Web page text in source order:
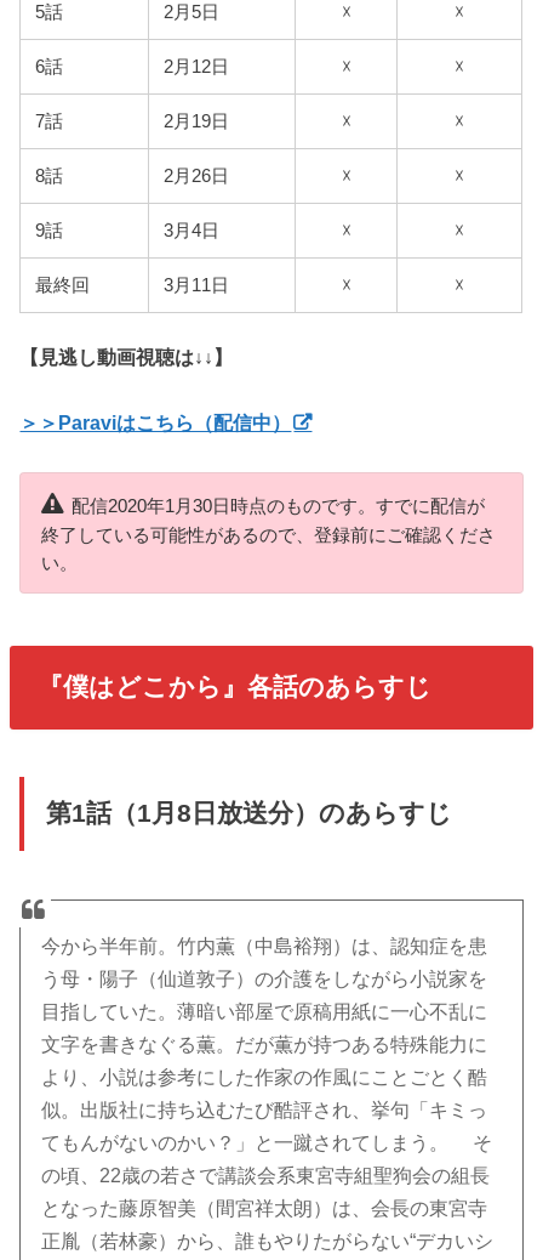
5話 2月5日 ☓ ☓
6話 2月12日 ☓ ☓
7話 2月19日 ☓ ☓
8話 2月26日 ☓ ☓
9話 3月4日 ☓ ☓
最終回 3月11日 ☓ ☓
【見逃し動画視聴は↓↓】
＞＞Paraviはこちら（配信中）
配信2020年1月30日時点のものです。すでに配信が
終了している可能性があるので、登録前にご確認くださ
い。
『僕はどこから』各話のあらすじ
第1話（1月8日放送分）のあらすじ
今から半年前。竹内薫（中島裕翔）は、認知症を患
う母・陽子（仙道敦子）の介護をしながら小説家を
目指していた。薄暗い部屋で原稿用紙に一心不乱に
文字を書きなぐる薫。だが薫が持つある特殊能力に
より、小説は参考にした作家の作風にことごとく酷
似。出版社に持ち込むたび酷評され、挙句「キミっ
てもんがないのかい？」と一蹴されてしまう。 そ
の頃、22歳の若さで講談会系東宮寺組聖狗会の組長
となった藤原智美（間宮祥太朗）は、会長の東宮寺
正胤（若林豪）から、誰もやりたがらない“デカいシ